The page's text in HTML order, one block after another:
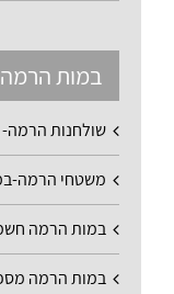
במות
שולחנות
משטחי הרמה-
במות הרמה
במות הרמה